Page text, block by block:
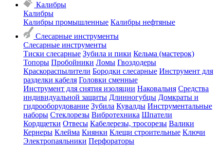
Калибры
Калибры
Калибры промышленные Калибры нефтяные
Слесарные инструменты
Слесарные инструменты
Тиски слесарные Зубила и пики Кельма (мастерок)
Топоры Пробойники Ломы Гвоздодеры
Краскораспылители Бородки слесарные Инструмент для
разделки кабеля Головки сменные
Инструмент для снятия изоляции Наковальня Средства
индивидуальной защиты Длинногубцы Домкраты и
гидрооборудование Зубила Кувалды Инструментальные
наборы Стеклорезы Вибротехника Шпатели
Кордщетки Отвесы Кабелерезы, тросорезы Валики
Кернеры Клейма Киянки Клещи строительные Ключи
Электропаяльники Перфораторы